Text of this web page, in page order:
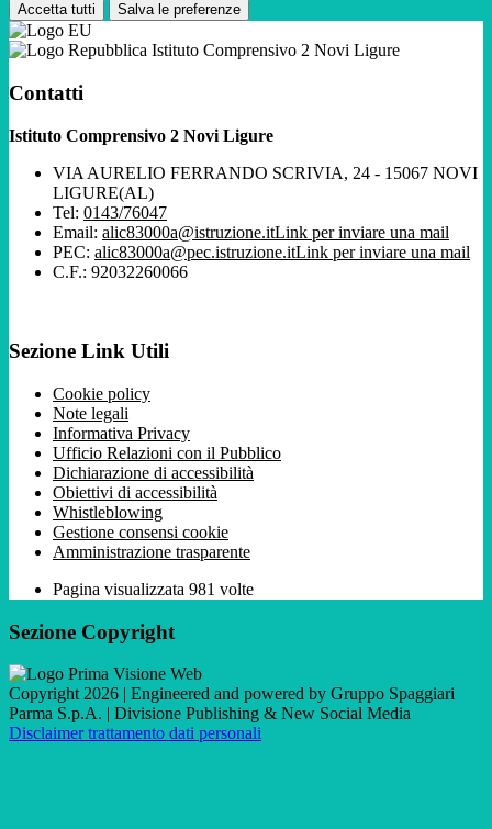
Accetta tutti Salva le preferenze
Istituto Comprensivo 2 Novi Ligure
Contatti
Istituto Comprensivo 2 Novi Ligure
VIA AURELIO FERRANDO SCRIVIA, 24 - 15067 NOVI
LIGURE(AL)
Tel: 0143/76047
Email: alic83000a@istruzione.itLink per inviare una mail
PEC: alic83000a@pec.istruzione.itLink per inviare una mail
C.F.: 92032260066
Sezione Link Utili
Cookie policy
Note legali
Informativa Privacy
Ufficio Relazioni con il Pubblico
Dichiarazione di accessibilità
Obiettivi di accessibilità
Whistleblowing
Gestione consensi cookie
Amministrazione trasparente
Pagina visualizzata 981 volte
Sezione Copyright
Copyright 2026 | Engineered and powered by Gruppo Spaggiari
Parma S.p.A. | Divisione Publishing & New Social Media
Disclaimer trattamento dati personali